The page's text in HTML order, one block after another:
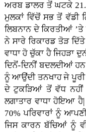
ਅਰਬ ਡਾਲਰ ਤੋਂ ਘਟਕੇ
ਮੁਲਕਾਂ ਵਿੱਚੋਂ ਸਭ ਤੋਂ ਵੱਡੀ
ਲਿਬਨਾਨ ਦੇ ਕਿਰਤੀਆਂ ’ਤੇ
ਨੇ ਸਾਰੇ ਰਿਕਾਰਡ ਤੋੜ
ਵਾਧਾ ਹੋ ਚੁੱਕਾ ਹੈ ਜਿਹੜਾ
ਦਿਨੋਂ-ਦਿਨੀਂ ਬਦਲਦੀਆਂ
ਨੂੰ ਆਉਂਦੀ ਤਨਖਾਹ ਜੇ ਪੂਰੀ
ਦੇ ਟੁਕੜਿਆਂ ਤੋਂ ਵੱਧ ਨਹੀਂ
ਲਗਾਤਾਰ ਵਾਧਾ ਹੋਇਆ
70% ਪਰਿਵਾਰਾਂ ਨੂੰ
ਜਿਸ ਕਾਰਨ ਬੱਚਿਆਂ ਨੂੰ